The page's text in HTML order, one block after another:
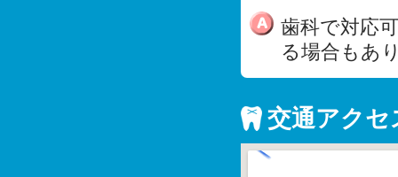
歯科で対応
る場合もあ
交通アクセ